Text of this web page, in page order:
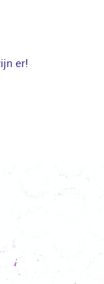
er!